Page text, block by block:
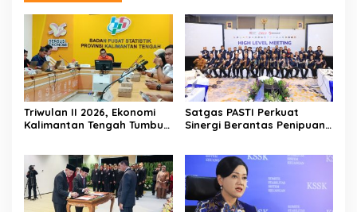
Triwulan II 2026, Ekonomi
Kalimantan Tengah Tumbuh
Satgas PASTI Perkuat
Sinergi Berantas Penipuan